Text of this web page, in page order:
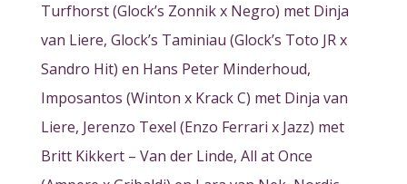
Turfhorst (Glock’s Zonnik x Negro) met Dinja
van Liere, Glock’s Taminiau (Glock’s Toto JR x
Sandro Hit) en Hans Peter Minderhoud,
Imposantos (Winton x Krack C) met Dinja van
Liere, Jerenzo Texel (Enzo Ferrari x Jazz) met
Britt Kikkert – Van der Linde, All at Once